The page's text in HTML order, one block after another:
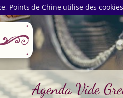
Points de Chine utilise des
Agenda Vide